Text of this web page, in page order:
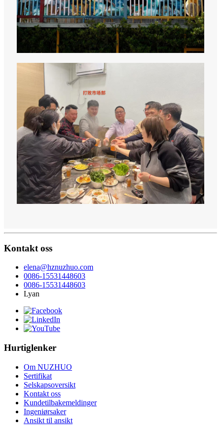
Kontakt oss
elena@hznuzhuo.com
0086-15531448603
0086-15531448603
Lyan
Hurtiglenker
Om NUZHUO
Sertifikat
Selskapsoversikt
Kontakt oss
Kundetilbakemeldinger
Ingeniørsaker
Ansikt til ansikt